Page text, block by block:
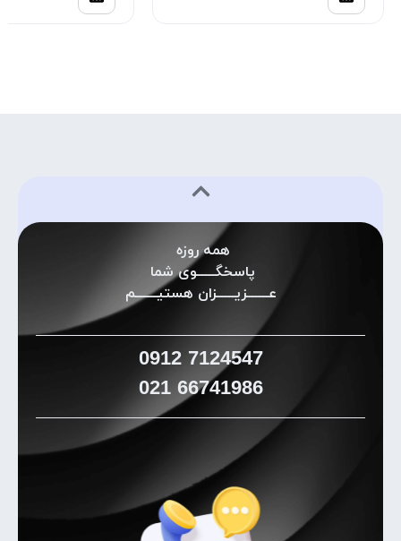
همه روزه
پاسخگـــــوی شما
عــــــزیـــــزان هستیــــــم
7124547
0912
66741986
021